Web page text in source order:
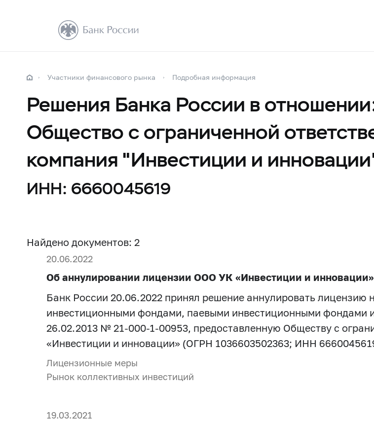
Участники финансового рынка Подробная информация
Решения Банка России в
Общество с ограниченной
компания "Инвестиции и
ИНН: 6660045619
Найдено документов: 2
20.06.2022
Об аннулировании лицензии ООО УК «Инвестиции и инновации»
Банк России 20.06.2022 принял решение аннулировать лицензию
инвестиционными фондами, паевыми инвестиционными фондами
26.02.2013 № 21-000-1-00953, предоставленную Обществу с
«Инвестиции и инновации» (ОГРН 1036603502363; ИНН
Лицензионные меры
Рынок коллективных инвестиций
19.03.2021